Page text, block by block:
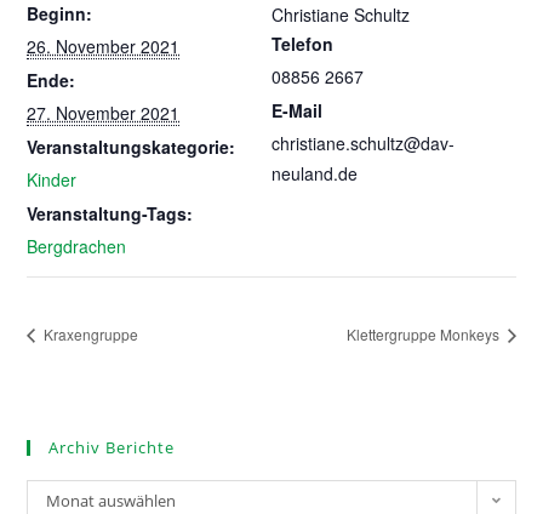
Beginn:
26. November 2021
Ende:
27. November 2021
Veranstaltungskategorie:
Kinder
Veranstaltung-Tags:
Bergdrachen
Christiane Schultz
Telefon
08856 2667
E-Mail
christiane.schultz@dav-
neuland.de
Kraxengruppe Klettergruppe Monkeys
Archiv Berichte
Monat auswählen